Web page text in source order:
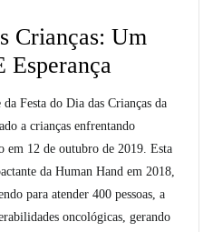
Crianças: Um
Esperança
Festa do Dia das Crianças da
a crianças enfrentando
em 12 de outubro de 2019. Esta
da Human Hand em 2018,
para atender 400 pessoas, a
oncológicas, gerando